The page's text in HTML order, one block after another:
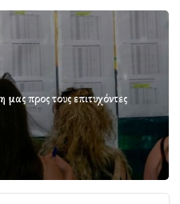
προς τους επιτυχόντες